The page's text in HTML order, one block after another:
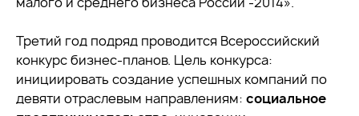
Третий год подряд проводится Всероссийский
конкурс бизнес-планов. Цель конкурса:
инициировать создание успешных компаний по
девяти отраслевым направлениям: социальное